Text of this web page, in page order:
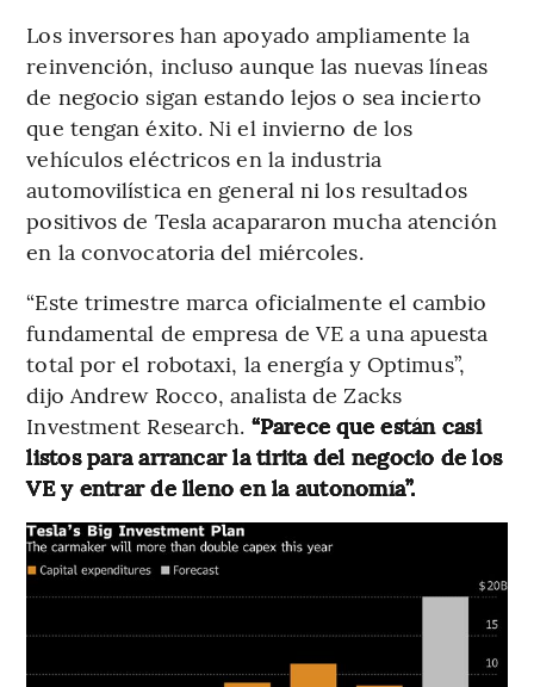
Los inversores han apoyado ampliamente la
reinvención, incluso aunque las nuevas líneas
de negocio sigan estando lejos o sea incierto
que tengan éxito. Ni el invierno de los
vehículos eléctricos en la industria
automovilística en general ni los resultados
positivos de Tesla acapararon mucha atención
en la convocatoria del miércoles.
“Este trimestre marca oficialmente el cambio
fundamental de empresa de VE a una apuesta
total por el robotaxi, la energía y Optimus”,
dijo Andrew Rocco, analista de Zacks
Investment Research. “Parece que están casi
listos para arrancar la tirita del negocio de los
VE y entrar de lleno en la autonomía”.